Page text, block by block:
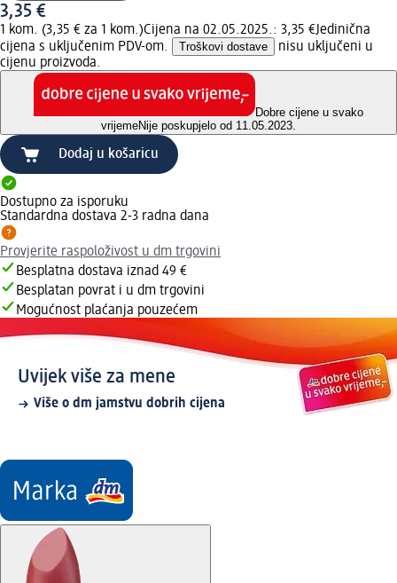
3,35 €
1 kom. (3,35 € za 1 kom.)Cijena na 02.05.2025.: 3,35 €Jedinična
cijena s uključenim PDV-om.
Troškovi dostave
nisu uključeni u
cijenu proizvoda.
Dobre cijene u svako
vrijemeNije poskupjelo od 11.05.2023.
Dodaj u košaricu
Dostupno za isporuku
Standardna dostava 2-3 radna dana
Provjerite raspoloživost u dm trgovini
Besplatna dostava iznad 49 €
Besplatan povrat i u dm trgovini
Mogućnost plaćanja pouzećem
Uvijek više za mene
Više o dm jamstvu dobrih cijena